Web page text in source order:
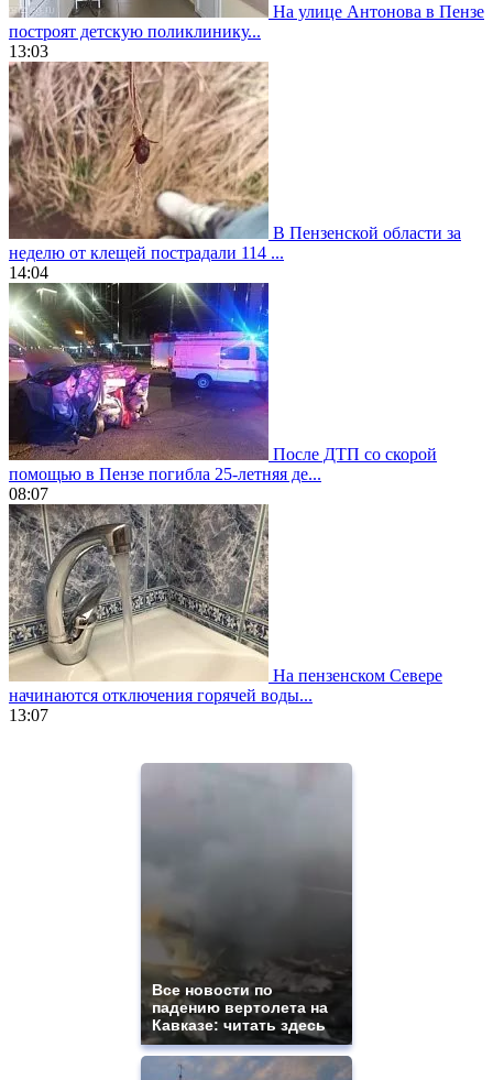
На улице Антонова в Пензе
построят детскую поликлинику...
13:03
В Пензенской области за
неделю от клещей пострадали 114 ...
14:04
После ДТП со скорой
помощью в Пензе погибла 25-летняя де...
08:07
На пензенском Севере
начинаются отключения горячей воды...
13:07
https://www.replicasrelojes.to/
Все новости по
падению вертолета на
Кавказе: читать здесь